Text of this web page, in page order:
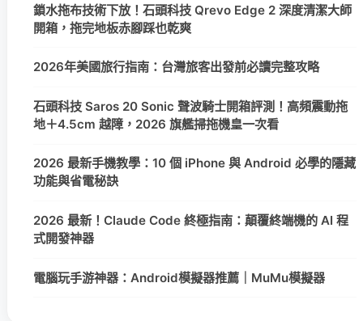
鎖水拖布技術下放！石頭科技 Qrevo Edge 2 深度清潔大師
開箱，拖完地板赤腳踩也乾爽
2026年美國旅行指南：台灣旅客出發前必讀完整攻略
石頭科技 Saros 20 Sonic 聲波騎士開箱評測！高頻震動拖
地＋4.5cm 越障，2026 旗艦掃拖機皇一次看
2026 最新手機教學：10 個 iPhone 與 Android 必學的隱藏
功能與省電秘訣
2026 最新！Claude Code 終極指南：顛覆終端機的 AI 程
式開發神器
電腦玩手游神器：Android模擬器推薦｜MuMu模擬器